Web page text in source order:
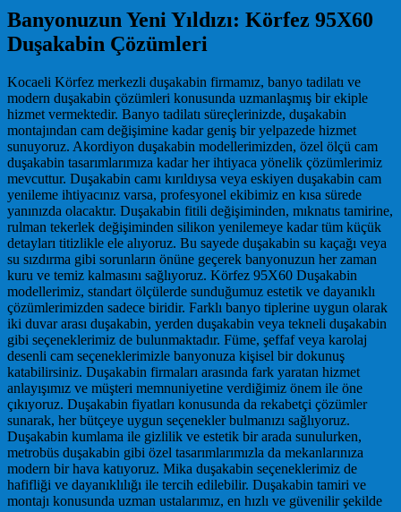
Banyonuzun Yeni Yıldızı: Körfez 95X60
Duşakabin Çözümleri
Kocaeli Körfez merkezli duşakabin firmamız, banyo tadilatı ve
modern duşakabin çözümleri konusunda uzmanlaşmış bir ekiple
hizmet vermektedir. Banyo tadilatı süreçlerinizde, duşakabin
montajından cam değişimine kadar geniş bir yelpazede hizmet
sunuyoruz. Akordiyon duşakabin modellerimizden, özel ölçü cam
duşakabin tasarımlarımıza kadar her ihtiyaca yönelik çözümlerimiz
mevcuttur. Duşakabin camı kırıldıysa veya eskiyen duşakabin cam
yenileme ihtiyacınız varsa, profesyonel ekibimiz en kısa sürede
yanınızda olacaktır. Duşakabin fitili değişiminden, mıknatıs tamirine,
rulman tekerlek değişiminden silikon yenilemeye kadar tüm küçük
detayları titizlikle ele alıyoruz. Bu sayede duşakabin su kaçağı veya
su sızdırma gibi sorunların önüne geçerek banyonuzun her zaman
kuru ve temiz kalmasını sağlıyoruz. Körfez 95X60 Duşakabin
modellerimiz, standart ölçülerde sunduğumuz estetik ve dayanıklı
çözümlerimizden sadece biridir. Farklı banyo tiplerine uygun olarak
iki duvar arası duşakabin, yerden duşakabin veya tekneli duşakabin
gibi seçeneklerimiz de bulunmaktadır. Füme, şeffaf veya karolaj
desenli cam seçeneklerimizle banyonuza kişisel bir dokunuş
katabilirsiniz. Duşakabin firmaları arasında fark yaratan hizmet
anlayışımız ve müşteri memnuniyetine verdiğimiz önem ile öne
çıkıyoruz. Duşakabin fiyatları konusunda da rekabetçi çözümler
sunarak, her bütçeye uygun seçenekler bulmanızı sağlıyoruz.
Duşakabin kumlama ile gizlilik ve estetik bir arada sunulurken,
metrobüs duşakabin gibi özel tasarımlarımızla da mekanlarınıza
modern bir hava katıyoruz. Mika duşakabin seçeneklerimiz de
hafifliği ve dayanıklılığı ile tercih edilebilir. Duşakabin tamiri ve
montajı konusunda uzman ustalarımız, en hızlı ve güvenilir şekilde